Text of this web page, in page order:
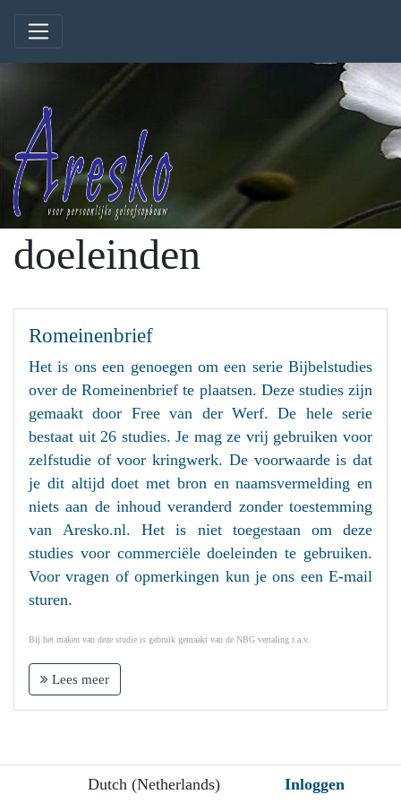
doeleinden
Romeinenbrief
Het is ons een genoegen om een serie Bijbelstudies
over de Romeinenbrief te plaatsen. Deze studies zijn
gemaakt door Free van der Werf. De hele serie
bestaat uit 26 studies. Je mag ze vrij gebruiken voor
zelfstudie of voor kringwerk. De voorwaarde is dat
je dit altijd doet met bron en naamsvermelding en
niets aan de inhoud veranderd zonder toestemming
van Aresko.nl. Het is niet toegestaan om deze
studies voor commerciële doeleinden te gebruiken.
Voor vragen of opmerkingen kun je ons een E-mail
sturen.
Bij het maken van deze studie is gebruik gemaakt van de NBG vertaling t.a.v.
Lees meer
Dutch (Netherlands) Inloggen